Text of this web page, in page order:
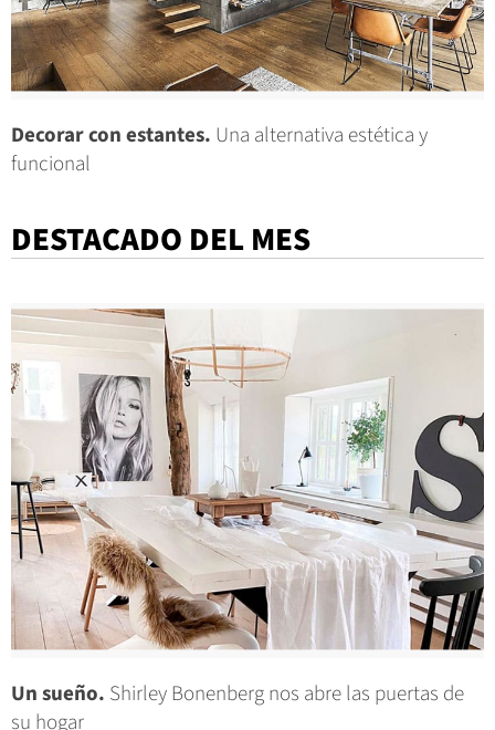
Decorar con estantes. Una alternativa estética y
funcional
DESTACADO DEL MES
Un sueño. Shirley Bonenberg nos abre las puertas de
su hogar